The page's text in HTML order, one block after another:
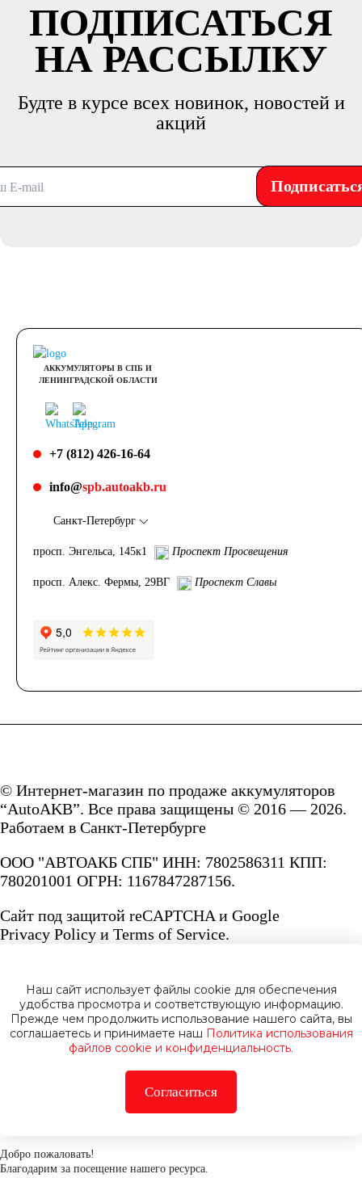
ПОДПИСАТЬСЯ
НА РАССЫЛКУ
Будте в курсе всех новинок, новостей и
акций
АККУМУЛЯТОРЫ В СПБ И
ЛЕНИНГРАДСКОЙ ОБЛАСТИ
+7 (812) 426-16-64
info@spb.autoakb.ru
Санкт-Петербург
просп. Энгельса, 145к1 Проспект Просвещения
просп. Алекс. Фермы, 29ВГ Проспект Славы
© Интернет-магазин по продаже аккумуляторов
“AutoAKB”. Все права защищены © 2016 — 2026.
Работаем в Санкт-Петербурге
ООО "АВТОАКБ СПБ" ИНН: 7802586311 КПП:
780201001 ОГРН: 1167847287156.
Сайт под защитой reCAPTCHA и Google
Privacy Policy и Terms of Service.
Политика конфиденциальности
Добро пожаловать!
Благодарим за посещение нашего ресурса.
Наш сайт использует файлы cookie для обеспечения
удобства просмотра и соответствующую информацию.
Прежде чем продолжить использование нашего сайта, вы
соглашаетесь и принимаете наш Политика использования
файлов cookie и конфиденциальность.
Согласиться